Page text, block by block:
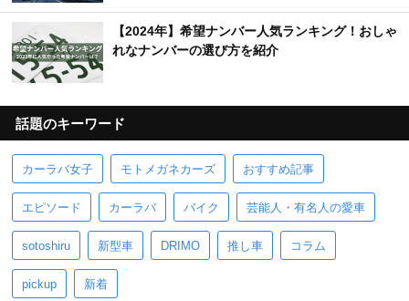
【2024年】希望ナンバー人気ランキング！おしゃ
れなナンバーの選び方を紹介
話題のキーワード
カーラバ女子 モトメガネカーズ おすすめ記事
エピソード カーラバ バイク 芸能人・有名人の愛車
sotoshiru 新型車 DRIMO 推し車 コラム
pickup 新着